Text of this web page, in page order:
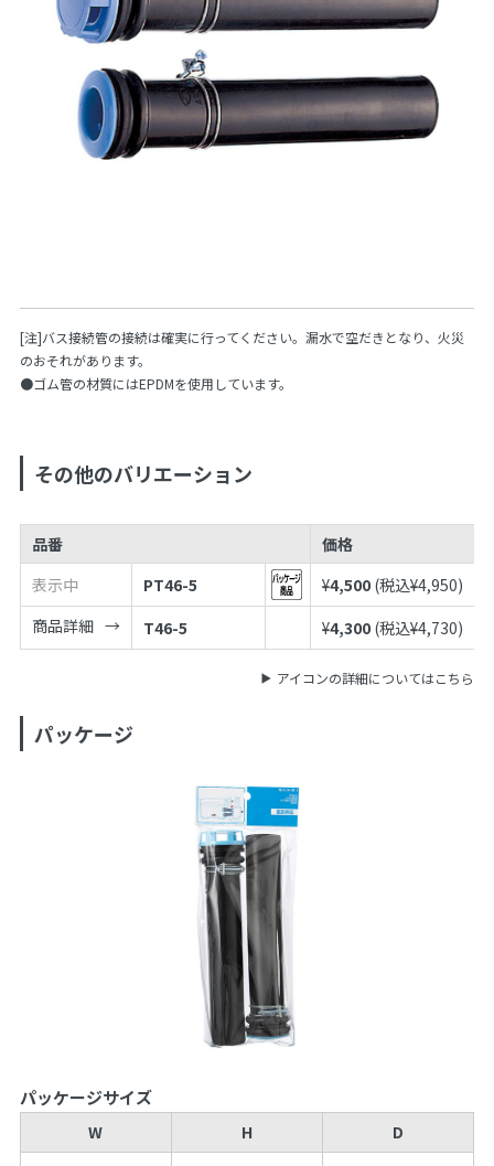
[注]バス接続管の接続は確実に行ってください。漏水で空だきとなり、火災
のおそれがあります。
●ゴム管の材質にはEPDMを使用しています。
その他のバリエーション
品番 価格
表示中
PT46-5 ¥4,500 (税込¥4,950)
商品詳細
T46-5 ¥4,300 (税込¥4,730)
アイコンの詳細についてはこちら
パッケージ
パッケージサイズ
W H
D